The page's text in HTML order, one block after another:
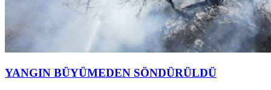
YANGIN BÜYÜMEDEN SÖNDÜRÜLDÜ